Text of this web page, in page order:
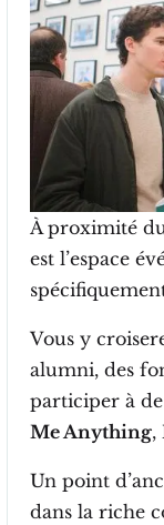
À proximité
est l’espace
Vous y
alumni, des
participer à
Me Anything,
Un point
dans la riche